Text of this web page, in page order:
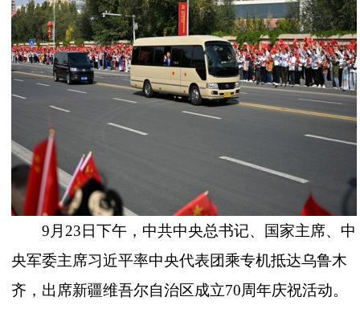
9月23日下午，中共中央总书记、国家主席、中
央军委主席习近平率中央代表团乘专机抵达乌鲁木
齐，出席新疆维吾尔自治区成立70周年庆祝活动。